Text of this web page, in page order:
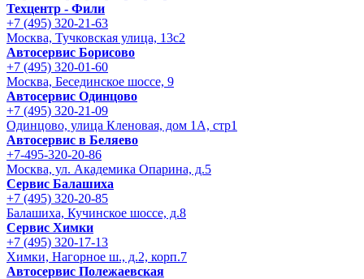
Техцентр - Фили
+7 (495) 320-21-63
Москва, Тучковская улица, 13с2
Автосервис Борисово
+7 (495) 320-01-60
Москва, Бесединское шоссе, 9
Автосервис Одинцово
+7 (495) 320-21-09
Одинцово, улица Кленовая, дом 1А, стр1
Автосервис в Беляево
+7-495-320-20-86
Москва, ул. Академика Опарина, д.5
Сервис Балашиха
+7 (495) 320-20-85
Балашиха, Кучинское шоссе, д.8
Сервис Химки
+7 (495) 320-17-13
Химки, Нагорное ш., д.2, корп.7
Автосервис Полежаевская